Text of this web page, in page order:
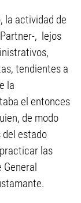
la actividad de
, lejos
tendientes a
la
el entonces
de modo
estado
las